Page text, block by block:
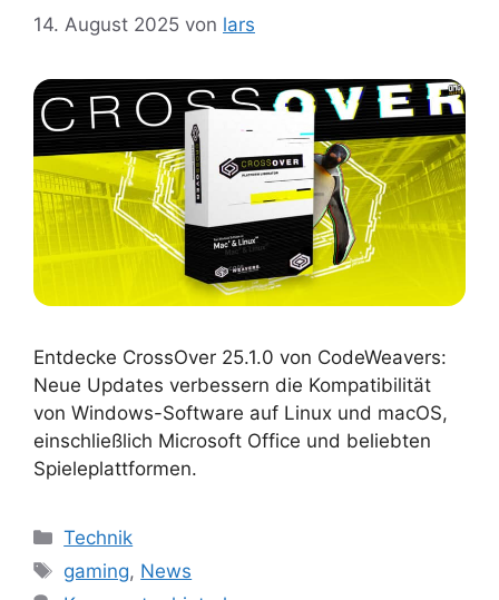
14. August 2025 von lars
Entdecke CrossOver 25.1.0 von CodeWeavers:
Neue Updates verbessern die Kompatibilität
von Windows-Software auf Linux und macOS,
einschließlich Microsoft Office und beliebten
Spieleplattformen.
Kategorien
Technik
Schlagwörter
gaming, News